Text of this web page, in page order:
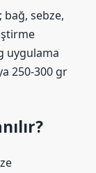
bağ, sebze,
uygulama
250-300 gr